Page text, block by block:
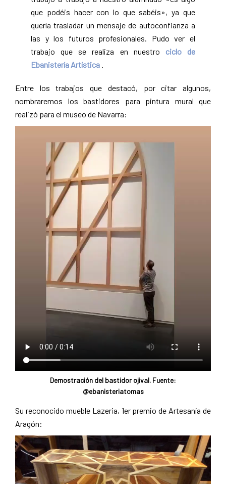
que podéis hacer con lo que sabéis», ya que
quería trasladar un mensaje de autoconfianza a
las y los futuros profesionales. Pudo ver el
trabajo que se realiza en nuestro ciclo de
Ebanistería Artística
Entre los trabajos que destacó, por citar algunos,
nombraremos los bastidores para pintura mural que
realizó para el museo de Navarra:
Demostración del bastidor ojival. Fuente:
@ebanisteriatomas
Su reconocido mueble Lazeria, 1er premio de Artesanía de
Aragón: